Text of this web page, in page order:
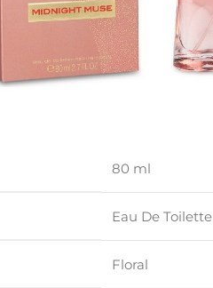
80 ml
Eau De Toilette
Floral